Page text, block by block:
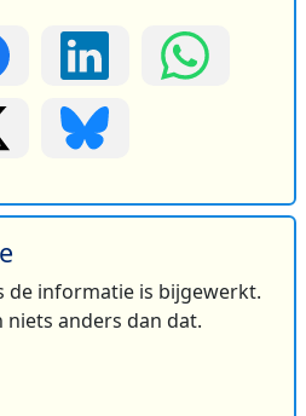
de informatie is bijgewerkt.
niets anders dan dat.